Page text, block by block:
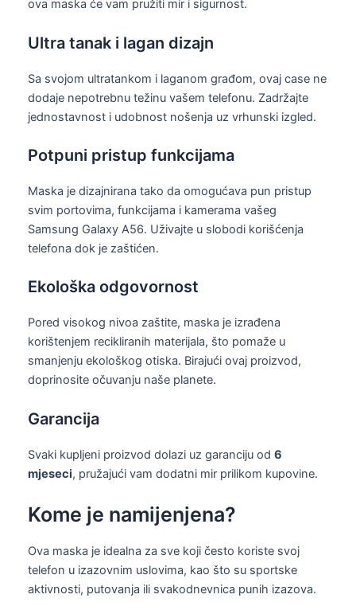
ova maska će vam pružiti mir i sigurnost.
Ultra tanak i lagan dizajn
Sa svojom ultratankom i laganom građom, ovaj case ne
dodaje nepotrebnu težinu vašem telefonu. Zadržajte
jednostavnost i udobnost nošenja uz vrhunski izgled.
Potpuni pristup funkcijama
Maska je dizajnirana tako da omogućava pun pristup
svim portovima, funkcijama i kamerama vašeg
Samsung Galaxy A56. Uživajte u slobodi korišćenja
telefona dok je zaštićen.
Ekološka odgovornost
Pored visokog nivoa zaštite, maska je izrađena
korištenjem recikliranih materijala, što pomaže u
smanjenju ekološkog otiska. Birajući ovaj proizvod,
doprinosite očuvanju naše planete.
Garancija
Svaki kupljeni proizvod dolazi uz garanciju od 6
mjeseci, pružajući vam dodatni mir prilikom kupovine.
Kome je namijenjena?
Ova maska je idealna za sve koji često koriste svoj
telefon u izazovnim uslovima, kao što su sportske
aktivnosti, putovanja ili svakodnevnica punih izazova.